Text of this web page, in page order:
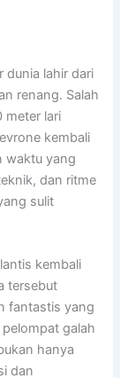
dunia lahir dari
renang. Salah
meter lari
kembali
waktu yang
dan ritme
sulit
kembali
tersebut
fantastis yang
galah
hanya
dan